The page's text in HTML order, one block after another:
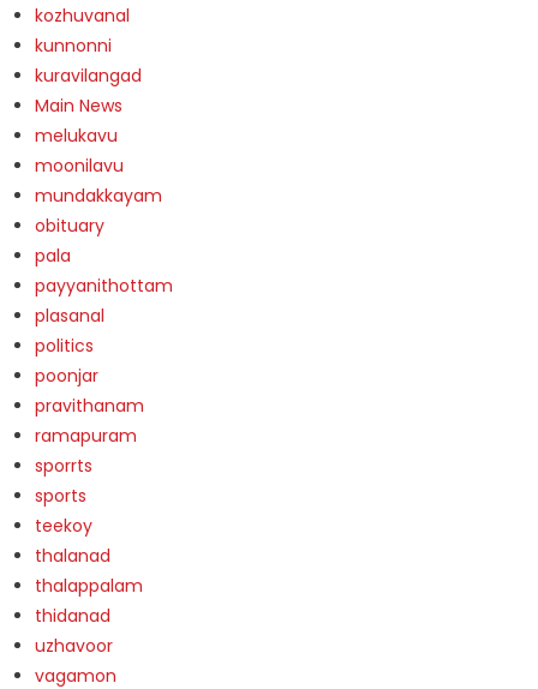
kozhuvanal
kunnonni
kuravilangad
Main News
melukavu
moonilavu
mundakkayam
obituary
pala
payyanithottam
plasanal
politics
poonjar
pravithanam
ramapuram
sporrts
sports
teekoy
thalanad
thalappalam
thidanad
uzhavoor
vagamon